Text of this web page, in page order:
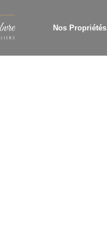
Nos Propriétés